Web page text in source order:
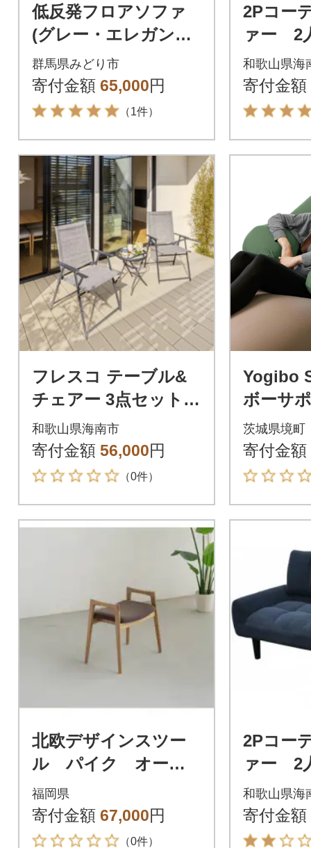
低反発フロアソファ
(グレー・エレガンス
生地)【a054】
群馬県みどり市
寄付金額 65,000円
（1件）
2Pコー
ァー 2
ット付
プレー
和歌山県海
寄付金額
フレスコ テーブル&
チェアー 3点セット31
131600
和歌山県海南市
寄付金額 56,000円
（0件）
Yogibo
ボーサ
ーブグ
茨城県境町
寄付金額
北欧デザインスツー
ル パイク オーク
無垢 玄関ベンチ 大
川家具(福岡県)
福岡県
寄付金額 67,000円
（0件）
2Pコー
ァー 2
ット付
ブルー
和歌山県海
寄付金額